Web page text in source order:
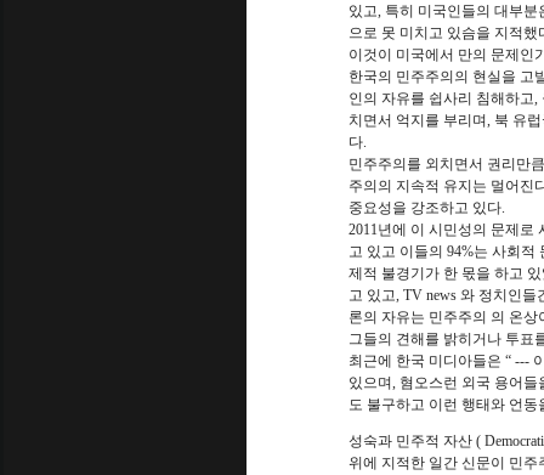
있고, 특히 미국인들의 대부
으로 못 미치고 있슴을 지적했
이것이 미국에서 만의 문제인
한국의 민주주의의 현실을 고
인의 자유를 쉽사리 침해하고
치면서 억지를 부리며, 북 유
다.
민주주의를 외치면서 권리만
주의의 지속적 유지는 멀어진
중요성을 강조하고 있다.
2011년에 이 시민성의 문제로
고 있고 이들의 94%는 사회
제적 불경기가 한 몫을 하고
고 있고, TV news 와 정치인
론의 자유는 민주주의 의 온
그들의 견해를 밝히거나 투표
최근에 한국 미디아들은 “ ---
있으며, 혐오스런 외국 용어
도 불구하고 이런 행태와 언
성숙과 민주적 자산 (
위에 지적한 일간 신문이 민